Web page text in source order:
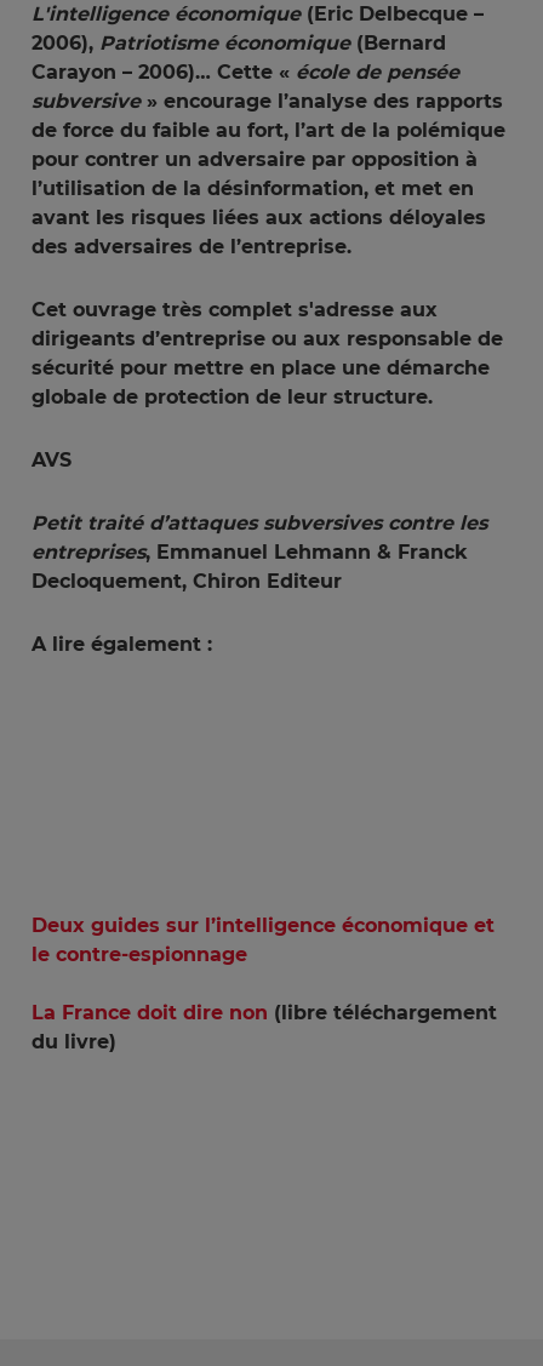
L'intelligence économique(Eric Delbecque –
2006), Patriotisme économique(Bernard
Carayon – 2006)… Cette « école de pensée
subversive » encourage l’analyse des rapports
de force du faible au fort, l’art de la polémique
pour contrer un adversaire par opposition à
l’utilisation de la désinformation, et met en
avant les risques liées aux actions déloyales
des adversaires de l’entreprise.
Cet ouvrage très complet s'adresse aux
dirigeants d’entreprise ou aux responsable de
sécurité pour mettre en place une démarche
globale de protection de leur structure.
AVS
Petit traité d’attaques subversives contre les
entreprises, Emmanuel Lehmann & Franck
Decloquement, Chiron Editeur
A lire également :
Deux guides sur l’intelligence économique et
le contre-espionnage
La France doit dire non (libre téléchargement
du livre)